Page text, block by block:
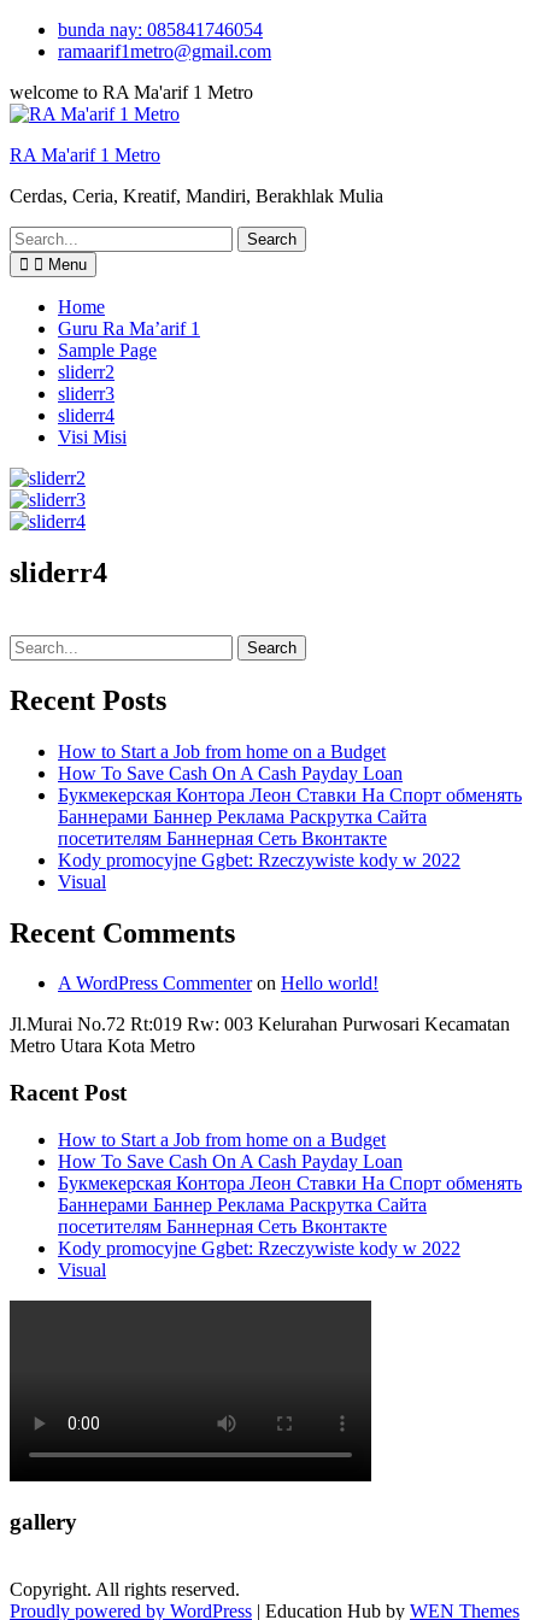
Skip
bunda nay: 085841746054
ramaarif1metro@gmail.com
welcome to RA Ma'arif 1 Metro
RA Ma'arif 1 Metro
Cerdas, Ceria, Kreatif, Mandiri, Berakhlak Mulia
Search
for:
Menu
Home
Guru Ra Ma’arif 1
Sample Page
sliderr2
sliderr3
sliderr4
Visi Misi
sliderr4
Search
for:
Recent Posts
How to Start a Job from home on a Budget
How To Save Cash On A Cash Payday Loan
Букмекерская Контора Леон Ставки На Спорт обменять
Баннерами Баннер Реклама Раскрутка Сайта
посетителям Баннерная Сеть Вконтакте
Kody promocyjne Ggbet: Rzeczywiste kody w 2022
Visual
Recent Comments
A WordPress Commenteron Hello world!
Jl.Murai No.72 Rt:019 Rw: 003 Kelurahan Purwosari Kecamatan
Metro Utara Kota Metro
Racent Post
How to Start a Job from home on a Budget
How To Save Cash On A Cash Payday Loan
Букмекерская Контора Леон Ставки На Спорт обменять
Баннерами Баннер Реклама Раскрутка Сайта
посетителям Баннерная Сеть Вконтакте
Kody promocyjne Ggbet: Rzeczywiste kody w 2022
Visual
gallery
Copyright. All rights reserved.
Proudly powered by WordPress | Education Hub by WEN Themes